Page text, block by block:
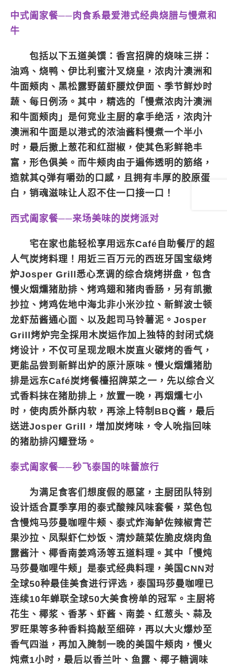
中式阖家餐──肉食系最爱港式经典烧腊与慢煮和
牛
包括以下五道美馔：香宫招牌的烧味三拼：
油鸡、烧鸭、伊比利蜜汁叉烧皇，浓肉汁澳洲和
牛面颊肉、黑松露野菌虾腰炆伊面、季节鲜炒时
蔬、每日例汤。其中，精选的「慢煮浓肉汁澳洲
和牛面颊肉」是何竞业主厨的拿手绝活，浓肉汁
澳洲和牛面是以港式的浓油酱料慢煮一个半小
时，最后撒上葱花和红甜椒，使其色彩鲜艳丰
富，形色俱美。而牛颊肉由于遍佈透明的筋络，
造就其Q弹有嚼劲的口感，且拥有丰厚的胶原蛋
白，销魂滋味让人忍不住一口接一口！
西式阖家餐──来场美味的炭烤派对
宅在家也能轻松享用远东Café自助餐厅的超
人气炭烤料理！用近三百万元的西班牙国宝级烤
炉Josper Grill悉心烹调的综合烧烤拼盘，包含
慢火烟燻猪肋排、烤鸡翅和猪肉香肠，另有凯撒
抄拉、烤鸡佐地中海北非小米沙拉、新鲜波士顿
龙虾茄酱通心面、以及起司马铃薯泥。Josper
Grill烤炉完全採用木炭运作加上独特的封闭式烧
烤设计，不仅可呈现龙眼木炭直火碳烤的香气，
更能品尝到新鲜出炉的原汁原味。慢火烟燻猪肋
排是远东Café炭烤餐檯招牌菜之一，先以综合义
式香料抹在猪肋排上，放置一晚，再烟燻七小
时，使肉质外酥内软，再涂上特制BBQ酱，最后
送进Josper Grill，增加炭烤味，令人吮指回味
的猪肋排闪耀登场。
泰式阖家餐──秒飞泰国的味蕾旅行
为满足食客们想度假的愿望，主厨团队特别
设计适合夏季享用的泰式酸辣风味套餐，菜色包
含慢炖马莎曼咖哩牛颊、泰式炸海鲈佐辣椒青芒
果沙拉、凤梨虾仁炒饭、清炒蔬菜佐脆皮烧肉鱼
露酱汁、椰香南姜鸡汤等五道料理。其中「慢炖
马莎曼咖哩牛颊」是泰式经典料理，美国CNN对
全球50种最佳美食进行评选，泰国玛莎曼咖哩已
连续10年蝉联全球50大美食榜单的冠军。主厨将
花生、椰浆、香茅、虾酱、南姜、红葱头、蒜及
罗旺果等多种香料捣敲至细碎，再以大火爆炒至
香气四溢，再加入腌制一晚的美国牛颊肉，慢火
炖煮1小时，最后以香兰叶、鱼露、椰子糖调味